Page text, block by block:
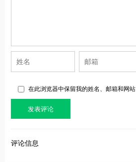
在此浏览器中保留我的姓名、邮箱和网站
评论信息